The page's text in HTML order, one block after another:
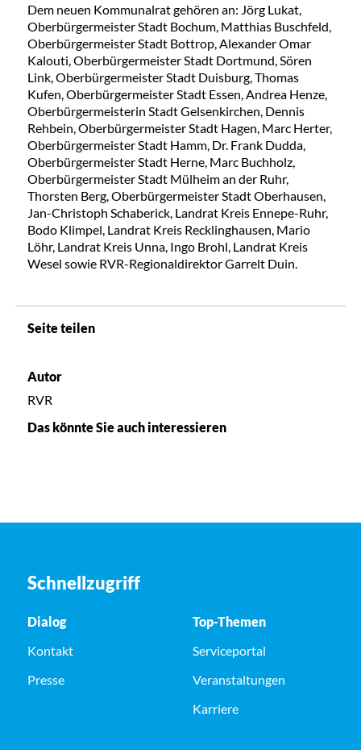
Dem neuen Kommunalrat gehören an: Jörg Lukat,
Oberbürgermeister Stadt Bochum, Matthias Buschfeld,
Oberbürgermeister Stadt Bottrop, Alexander Omar
Kalouti, Oberbürgermeister Stadt Dortmund, Sören
Link, Oberbürgermeister Stadt Duisburg, Thomas
Kufen, Oberbürgermeister Stadt Essen, Andrea Henze,
Oberbürgermeisterin Stadt Gelsenkirchen, Dennis
Rehbein, Oberbürgermeister Stadt Hagen, Marc Herter,
Oberbürgermeister Stadt Hamm, Dr. Frank Dudda,
Oberbürgermeister Stadt Herne, Marc Buchholz,
Oberbürgermeister Stadt Mülheim an der Ruhr,
Thorsten Berg, Oberbürgermeister Stadt Oberhausen,
Jan-Christoph Schaberick, Landrat Kreis Ennepe-Ruhr,
Bodo Klimpel, Landrat Kreis Recklinghausen, Mario
Löhr, Landrat Kreis Unna, Ingo Brohl, Landrat Kreis
Wesel sowie RVR-Regionaldirektor Garrelt Duin.
Seite teilen
Autor
RVR
Das könnte Sie auch interessieren
Schnellzugriff
Dialog
Kontakt
Presse
Top-Themen
Serviceportal
Veranstaltungen
Karriere